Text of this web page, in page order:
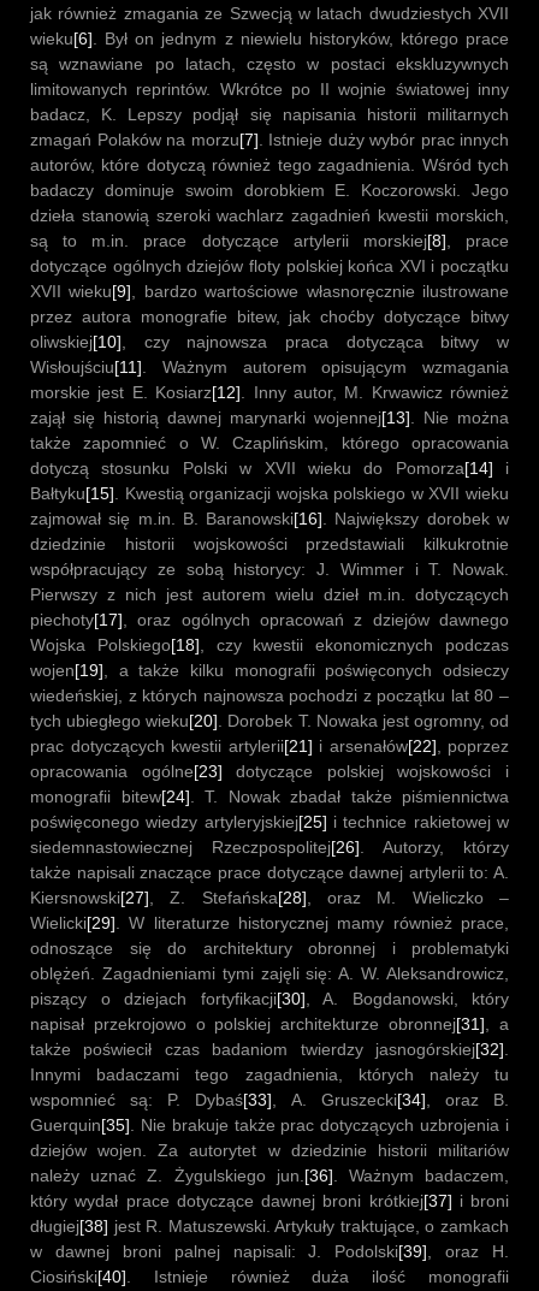
jak również zmagania ze Szwecją w latach dwudziestych XVII
wieku[6] . Był on jednym z niewielu historyków, którego prace
są wznawiane po latach, często w postaci ekskluzywnych
limitowanych reprintów. Wkrótce po II wojnie światowej inny
badacz, K. Lepszy podjął się napisania historii militarnych
zmagań Polaków na morzu[7] . Istnieje duży wybór prac innych
autorów, które dotyczą również tego zagadnienia. Wśród tych
badaczy dominuje swoim dorobkiem E. Koczorowski. Jego
dzieła stanowią szeroki wachlarz zagadnień kwestii morskich,
są to m.in. prace dotyczące artylerii morskiej[8] , prace
dotyczące ogólnych dziejów floty polskiej końca XVI i początku
XVII wieku[9] , bardzo wartościowe własnoręcznie ilustrowane
przez autora monografie bitew, jak choćby dotyczące bitwy
oliwskiej[10] , czy najnowsza praca dotycząca bitwy w
Wisłoujściu[11] . Ważnym autorem opisującym wzmagania
morskie jest E. Kosiarz[12] . Inny autor, M. Krwawicz również
zajął się historią dawnej marynarki wojennej[13] . Nie można
także zapomnieć o W. Czaplińskim, którego opracowania
dotyczą stosunku Polski w XVII wieku do Pomorza[14] i
Bałtyku[15] . Kwestią organizacji wojska polskiego w XVII wieku
zajmował się m.in. B. Baranowski[16] . Największy dorobek w
dziedzinie historii wojskowości przedstawiali kilkukrotnie
współpracujący ze sobą historycy: J. Wimmer i T. Nowak.
Pierwszy z nich jest autorem wielu dzieł m.in. dotyczących
piechoty[17] , oraz ogólnych opracowań z dziejów dawnego
Wojska Polskiego[18] , czy kwestii ekonomicznych podczas
wojen[19] , a także kilku monografii poświęconych odsieczy
wiedeńskiej, z których najnowsza pochodzi z początku lat 80 –
tych ubiegłego wieku[20] . Dorobek T. Nowaka jest ogromny, od
prac dotyczących kwestii artylerii[21] i arsenałów[22] , poprzez
opracowania ogólne[23] dotyczące polskiej wojskowości i
monografii bitew[24] . T. Nowak zbadał także piśmiennictwa
poświęconego wiedzy artyleryjskiej[25] i technice rakietowej w
siedemnastowiecznej Rzeczpospolitej[26] . Autorzy, którzy
także napisali znaczące prace dotyczące dawnej artylerii to: A.
Kiersnowski[27] , Z. Stefańska[28] , oraz M. Wieliczko –
Wielicki[29] . W literaturze historycznej mamy również prace,
odnoszące się do architektury obronnej i problematyki
oblężeń. Zagadnieniami tymi zajęli się: A. W. Aleksandrowicz,
piszący o dziejach fortyfikacji[30] , A. Bogdanowski, który
napisał przekrojowo o polskiej architekturze obronnej[31] , a
także poświecił czas badaniom twierdzy jasnogórskiej[32]
Innymi badaczami tego zagadnienia, których należy tu
wspomnieć są: P. Dybaś[33] , A. Gruszecki[34] , oraz B.
Guerquin[35] . Nie brakuje także prac dotyczących uzbrojenia i
dziejów wojen. Za autorytet w dziedzinie historii militariów
należy uznać Z. Żygulskiego jun. [36] . Ważnym badaczem,
który wydał prace dotyczące dawnej broni krótkiej[37] i broni
długiej[38] jest R. Matuszewski. Artykuły traktujące, o zamkach
w dawnej broni palnej napisali: J. Podolski[39] , oraz H.
Ciosiński[40] . Istnieje również duża ilość monografii